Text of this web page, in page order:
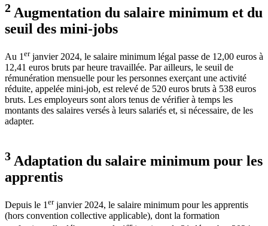
2 Augmentation du salaire minimum et du
seuil des mini-jobs
Au 1 erjanvier 2024, le salaire minimum légal passe de 12,00 euros à
12,41 euros bruts par heure travaillée. Par ailleurs, le seuil de
rémunération mensuelle pour les personnes exerçant une activité
réduite, appelée mini-job, est relevé de 520 euros bruts à 538 euros
bruts. Les employeurs sont alors tenus de vérifier à temps les
montants des salaires versés à leurs salariés et, si nécessaire, de les
adapter.
3 Adaptation du salaire minimum pour les
apprentis
Depuis le 1 erjanvier 2024, le salaire minimum pour les apprentis
(hors convention collective applicable), dont la formation